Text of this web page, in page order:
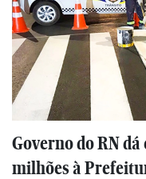
Governo do RN
milhões à